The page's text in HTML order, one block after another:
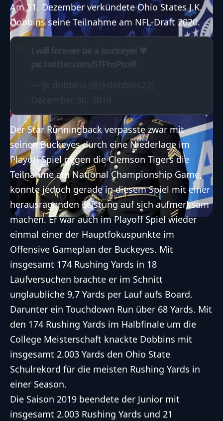
Am 31. Dezember verkündete Ohio States J.K.
Dobbins seine Teilnahme am NFL-Draft 2020.
Der Star Runningback verpasste zwar mit
seinen Buckeyes durch eineNiederlage im
Playoff Spiel gegen die Clemson Tigersdie
Teilnahme am National Championship Game,
konnte jedoch gerade in diesem Spiel mit einer
herausragenden Leistung auf sich aufmerksam
machen. Er war auch im Playoff Spiel wieder
einmal einer der Hauptfokuspunkte im
Offensive Gameplan der Buckeyes. Mit
insgesamt 174 Rushing Yards in 18
Laufversuchen brachte er im Schnitt
unglaubliche 9,7 Yards per Lauf aufs Board.
Darunter ein Touchdown Run über 68 Yards. Mit
den 174 Rushing Yards im Halbfinale um die
College Meisterschaft knackte Dobbins mit
insgesamt 2.003 Yards den Ohio State
Schulrekord für die meisten Rushing Yards in
einer Season.
Die Saison 2019 beendete der Junior mit
insgesamt 2.003 Rushing Yards und 21